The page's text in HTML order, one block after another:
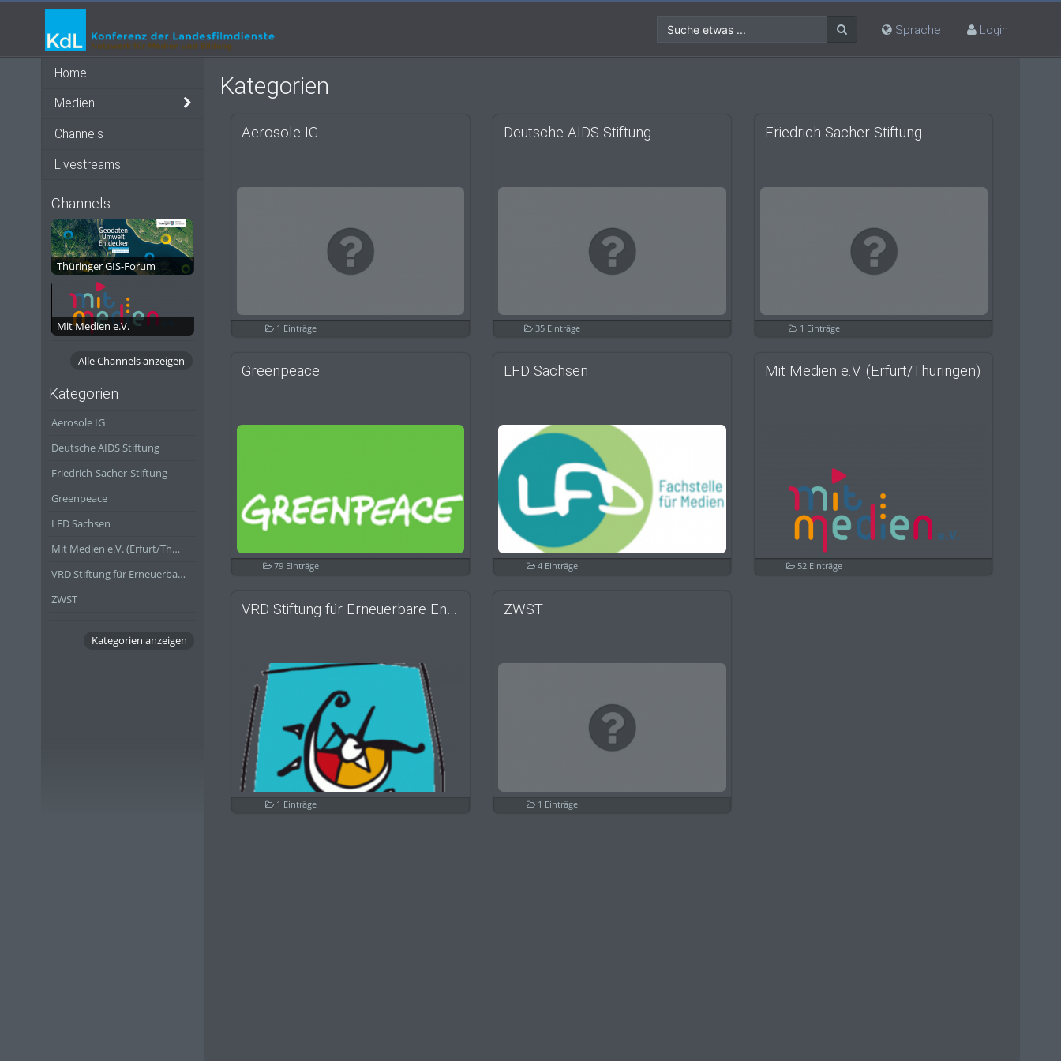
Suche etwas ... Sprache Login
Home
Medien
Channels
Livestreams
Channels
Thüringer GIS-Forum
Mit Medien e.V.
Alle Channels anzeigen
Kategorien
Aerosole IG
Deutsche AIDS Stiftung
Friedrich-Sacher-Stiftung
Greenpeace
LFD Sachsen
Mit Medien e.V. (Erfurt/Thüringen)
VRD Stiftung für Erneuerbare Energien
ZWST
Kategorien anzeigen
Kategorien
Aerosole IG
1 Einträge
Deutsche AIDS Stiftung
35 Einträge
Friedrich-Sacher-Stiftung
1 Einträge
Greenpeace
79 Einträge
LFD Sachsen
4 Einträge
Mit Medien e.V. (Erfurt/Thüringen)
52 Einträge
VRD Stiftung für Erneuerbare Energien
1 Einträge
ZWST
1 Einträge